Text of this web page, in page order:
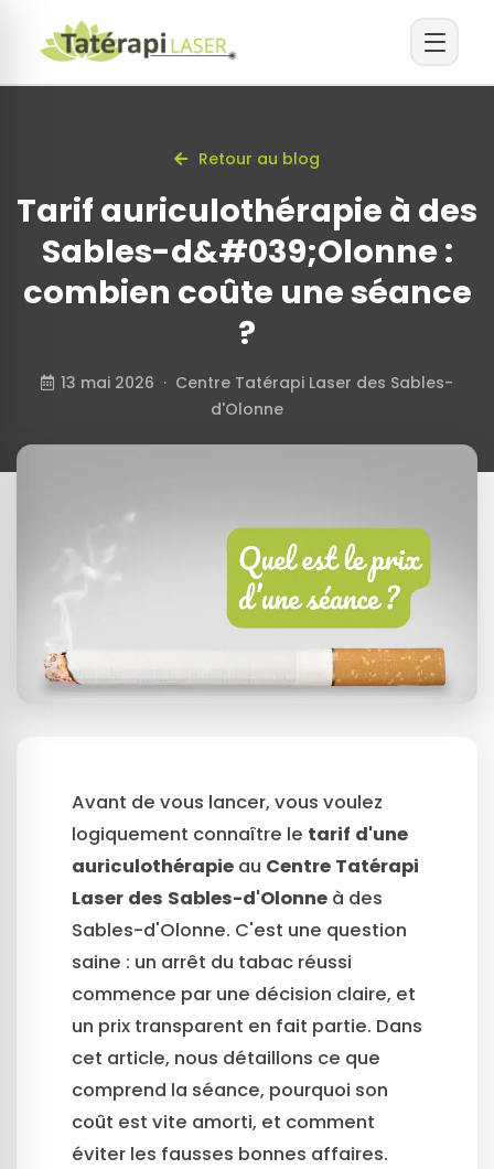
Retour au blog
Tarif auriculothérapie à des
Sables-d&#039;Olonne :
combien coûte une séance
?
13 mai 2026 · Centre Tatérapi Laser des Sables-
d'Olonne
Avant de vous lancer, vous voulez
logiquement connaître le tarif d'une
auriculothérapie au Centre Tatérapi
Laser des Sables-d'Olonne à des
Sables-d'Olonne. C'est une question
saine : un arrêt du tabac réussi
commence par une décision claire, et
un prix transparent en fait partie. Dans
cet article, nous détaillons ce que
comprend la séance, pourquoi son
coût est vite amorti, et comment
éviter les fausses bonnes affaires.